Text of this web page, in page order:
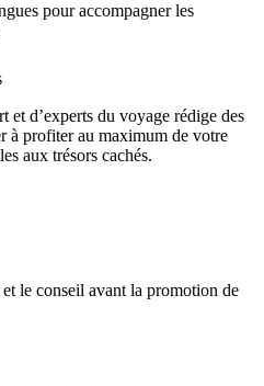
pour accompagner les
et d’experts du voyage rédige des
à profiter au maximum de votre
aux trésors cachés.
le conseil avant la promotion de